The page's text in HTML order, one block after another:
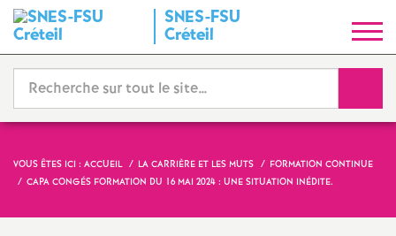
SNES-FSU
Créteil
y
n
d
i
VOUS ÊTES ICI : ACCUEIL LA CARRIÈRE ET LES MUTS
FORMATION CONTINUE
CAPA CONGÉS FORMATION DU 16 MAI 2024 : UNE SITUATION INÉDITE.